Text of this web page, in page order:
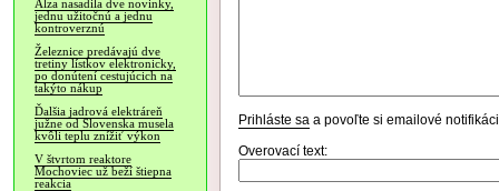
Alza nasadila dve novinky,
jednu užitočnú a jednu
kontroverznú
Železnice predávajú dve
tretiny lístkov elektronicky,
po donútení cestujúcich na
takýto nákup
Ďalšia jadrová elektráreň
južne od Slovenska musela
kvôli teplu znížiť výkon
V štvrtom reaktore
Mochoviec už beží štiepna
reakcia
Prihláste sa a povoľte si emailové
Overovací text: